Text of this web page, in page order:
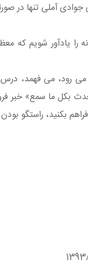
آملی تنها در
یادآور شویم که
می فهمد، درس
بکل ما سمع»
بکنید، راستگو